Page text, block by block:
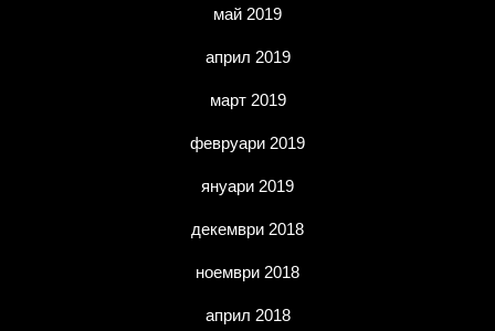
май 2019
април 2019
март 2019
февруари 2019
януари 2019
декември 2018
ноември 2018
април 2018